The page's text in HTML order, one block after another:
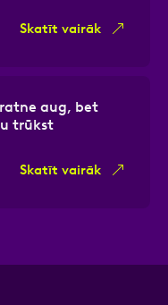
Skatīt vairāk
aug, bet
trūkst
Skatīt vairāk